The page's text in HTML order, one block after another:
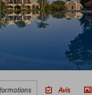
Avis